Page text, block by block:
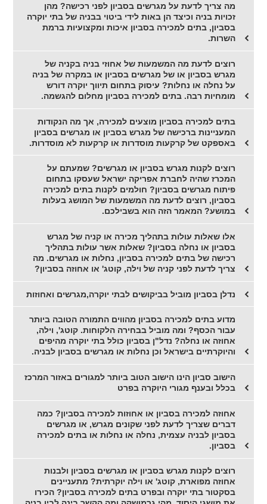
מה צריך לדעת על מגרשים בסביון לפני רכישה? מהן
זכויות בניה וכיצד הן באות לידי ביטוי בבניה של בתי יוקרה
בסביון, בתים למכירה בסביון איכות ומקצועיות ברמת
השרות.
רוצים לדעת מה המשמעות של אחוזי בניה בקניה של
מגרש בסביון או של מגרשים בסביון או במקרה של בניה
על נחלה או נחלות? עיסוק בתחום תיווך יוקרה דורש
מומחיות רבה. בתים למכירה בסביון מחלום להגשמה.
בתים למכירה בסביון מוצעים למכירה, אך מה הנקודות
המעניינות ברכישה של מגרש בסביון או מגרשים בסביון
באספקט של קרקעות מוסדרות או קרקעות לא מוסדרות.
רוצים לקנות מגרש בסביון או מגרשים? שמעתם על
המכרז שהיה לחברת אפריקה ישראל שעסקו בתחום
פיתוח מגרשים בסביון? חולמים לקנות בתים למכירה
בסביון, רוצים לדעת מה המשמעות של המושג בעלות
במושע? המאמר הזה הוא בשבילכם.
אלו שאלות עולות בתהליך מכירה או קניה של מגרש
בסביון או נחלה בסביון? שאלות אשר עולות בתהליך
רכישה של בתים למכירה בסביון, נחלות או מגרשים. מה
צריך לדעת לפני קניה של וילה, קוטג' או אחוזה בסביון?
נדלן בסביון מוביל בביקושים לבתי יוקרה,מגרשים ואחוזות
מדוע בתים למכירה בסביון מהווים התמורה הטובה ביותר
עבור הכסף? ומה מוביל בבחירה הלקוחות. קוטג', וילה,
אחוזה או נחלה? נדל"ן בסביון כולל בתי יוקרה מהיפים
והיוקרתיים בישראל וכן נחלות או מגרשים בסביון לבניה.
הישוב סביון הינו הישוב הטוב ביותר למגורים באזור המרכז
בכלל ובענף מגורי היוקרה בפרט
אחוזה למכירה בסביון או אחוזות למכירה בסביון? כמה
דברים שצריך לדעת לפני שקונים מגרש, או מגרשים
בסביון לבניה עצמית, נחלה או נחלות או בתים למכירה
בסביון.
רוצים לקנות מגרש בסביון או מגרשים בסביון ולבנות
אחוזה מפוארת, קוטג' או וילה יוקרתית? מתעניינים
בסקטור בתי יוקרה ובפרט בתים למכירה בסביון? הכירו